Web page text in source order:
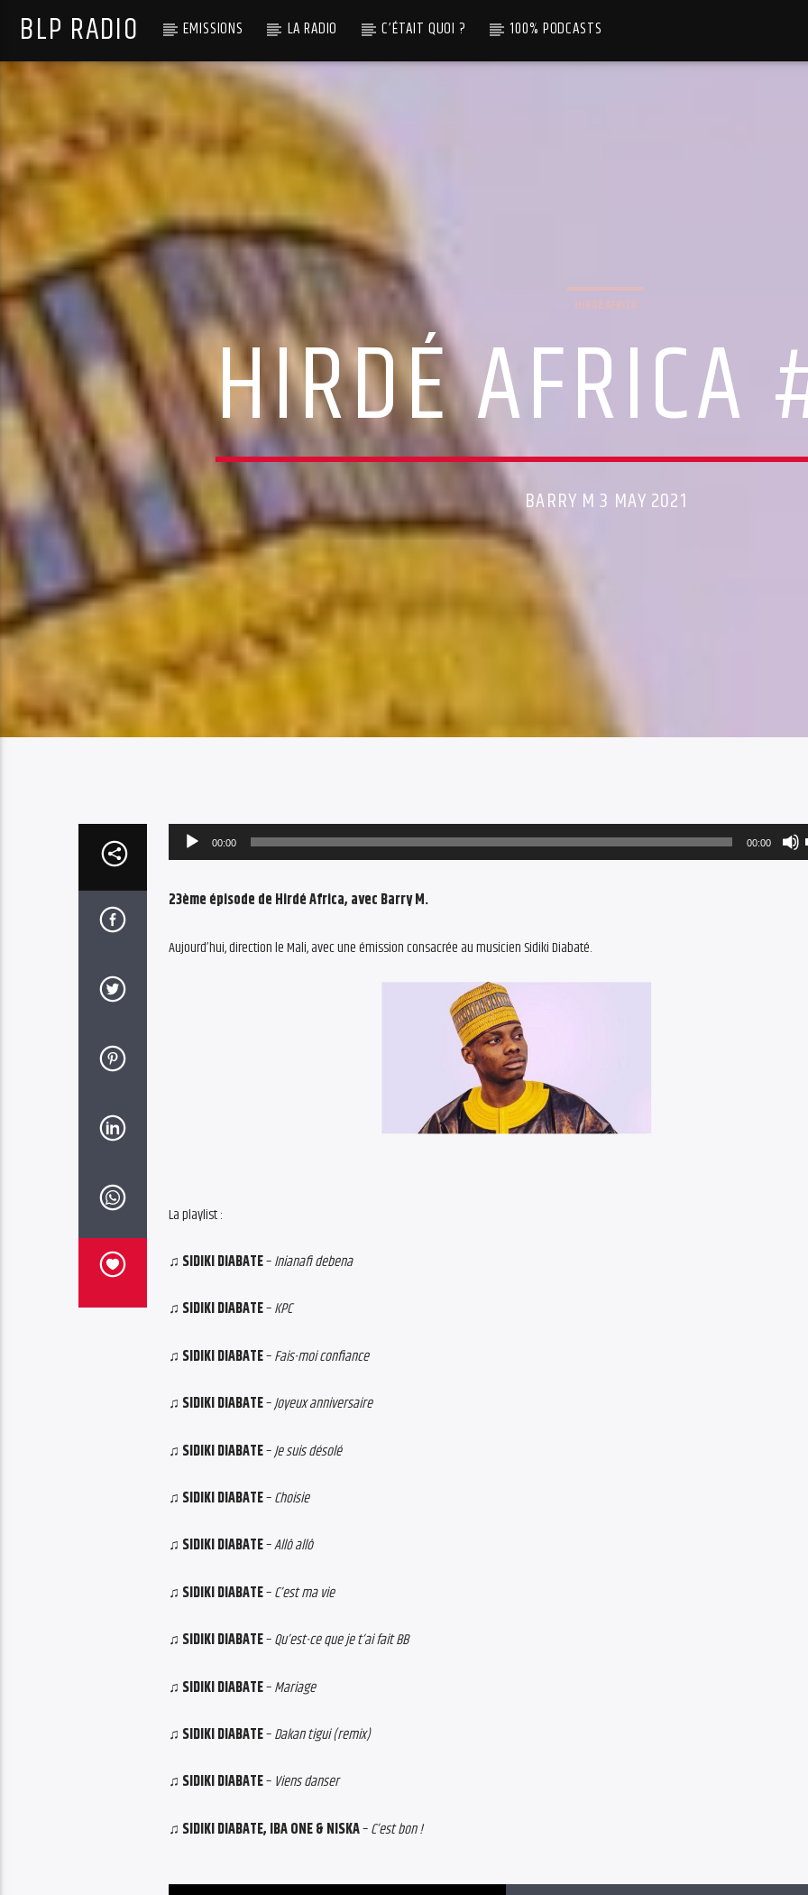
BLP RADIO EMISSIONS LA RADIO C’ÉTAIT QUOI ? 100% PODCASTS
HIRDÉ AFRICA
HIRDÉ AFRICA
BARRY M 3 MAY 2021
Audio
Player
00:00 00:00
23ème épisode de Hirdé Africa, avec Barry M.
Aujourd’hui, direction le Mali, avec une émission consacrée au musicien Sidiki Diabaté.
La playlist :
♫ SIDIKI DIABATE–Inianafi debena
♫ SIDIKI DIABATE–KPC
♫ SIDIKI DIABATE–Fais-moi confiance
♫ SIDIKI DIABATE–Joyeux anniversaire
♫ SIDIKI DIABATE–Je suis désolé
♫ SIDIKI DIABATE–Choisie
♫ SIDIKI DIABATE–Allô allô
♫ SIDIKI DIABATE–C’est ma vie
♫ SIDIKI DIABATE–Qu’est-ce que je t’ai fait BB
♫ SIDIKI DIABATE–Mariage
♫ SIDIKI DIABATE–Dakan tigui (remix)
♫ SIDIKI DIABATE– Viens danser
♫ SIDIKI DIABATE, IBA ONE & NISKA–C’est bon !